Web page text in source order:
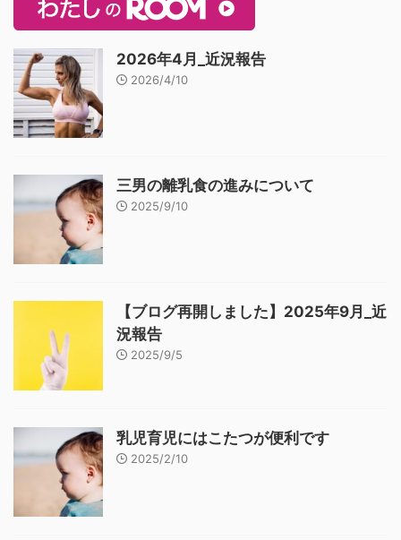
2026年4月_近況報告
2026/4/10
三男の離乳食の進みについて
2025/9/10
【ブログ再開しました】2025年9月_近
況報告
2025/9/5
乳児育児にはこたつが便利です
2025/2/10